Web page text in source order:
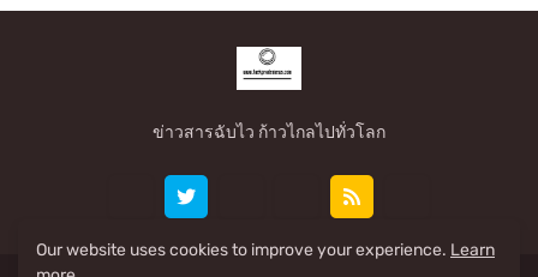
ข่าวสารฉับไว ก้าวไกลไปทั่วโลก
Our website uses cookies to improve your experience. Learn